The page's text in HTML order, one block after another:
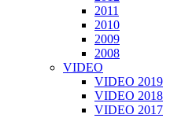
2011
2010
2009
2008
VIDEO
VIDEO 2019
VIDEO 2018
VIDEO 2017